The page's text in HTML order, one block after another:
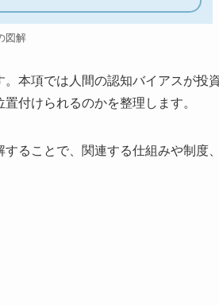
図解
本項では人間の認知バイアスが投
付けられるのかを整理します。
ることで、関連する仕組みや制度